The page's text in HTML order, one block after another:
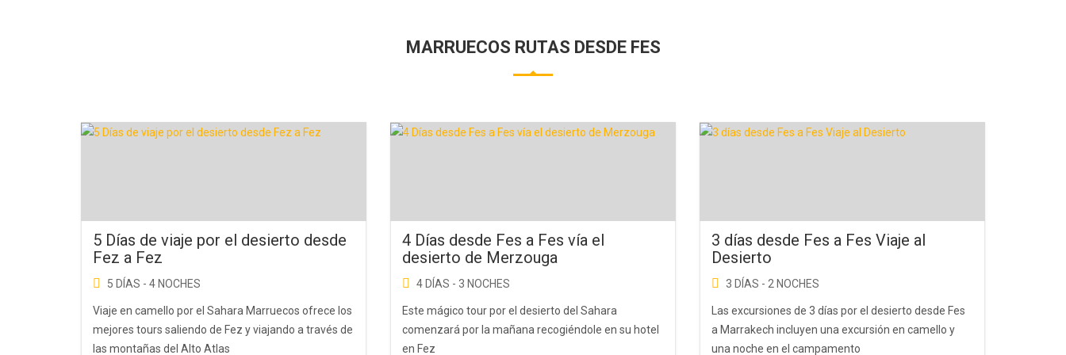
MARRUECOS RUTAS DESDE FES
5 Días de viaje por el desierto desde
Fez a Fez
5 DÍAS - 4 NOCHES
Viaje en camello por el Sahara Marruecos ofrece los
mejores tours saliendo de Fez y viajando a través de
las montañas del Alto Atlas
4 Días desde Fes a Fes vía el
desierto de Merzouga
4 DÍAS - 3 NOCHES
Este mágico tour por el desierto del Sahara
comenzará por la mañana recogiéndole en su hotel
en Fez
3 días desde Fes a Fes Viaje al
Desierto
3 DÍAS - 2 NOCHES
Las excursiones de 3 días por el desierto desde Fes
a Marrakech incluyen una excursión en camello y
una noche en el campamento